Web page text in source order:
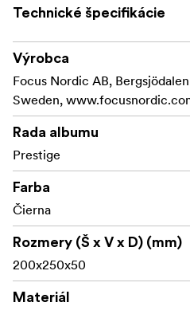
Technické špecifikácie
Výrobca
Focus Nordic AB,
Sweden,
Rada albumu
Prestige
Farba
Čierna
Rozmery (Š x V x D) (mm)
200x250x50
Materiál